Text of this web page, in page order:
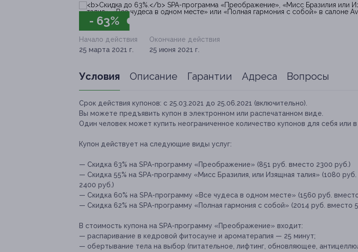
- 63%
Начало действия
25 марта 2021 г.
Окончание действия
25 июня 2021 г.
Условия Описание Гарантии Адреса Вопросы
Срок действия купонов: с 25.03.2021 до 25.06.2021 (включительно).
Вы можете предъявить купон в электронном или распечатанном виде.
Один человек может купить неограниченное количество купонов для себя или в
Купон действует на следующие виды услуг:
— Скидка 63% на SPA-программу «Преображение» (851 руб. вместо 2300 руб.)
— Скидка 55% на SPA-программу «Мисс Бразилия, или Изящная талия» (1080
2400 руб.)
— Скидка 60% на SPA-программу «Все чудеса в одном месте» (1560 руб.
— Скидка 62% на SPA-программу «Полная гармония с собой» (2014 руб. вместо
В стоимость купона на SPA-программу «Преображение» входит:
— распаривание в кедровой фитосауне и ароматерапия — 25 минут;
— обертывание тела на выбор (питательное, лифтинг, обновляющее,